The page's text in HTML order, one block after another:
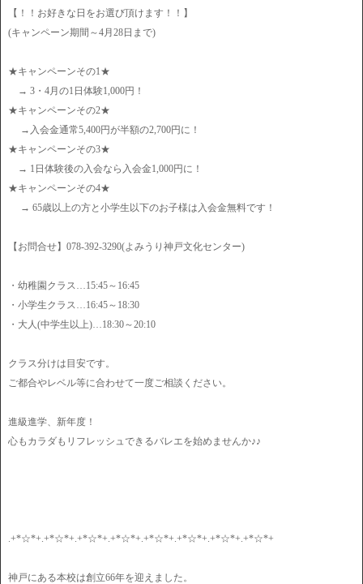
【！！お好きな日をお選び頂けます！！】
(キャンペーン期間～4月28日まで)
★キャンペーンその1★
→ 3・4月の1日体験1,000円！
★キャンペーンその2★
→入会金通常5,400円が半額の2,700円に！
★キャンペーンその3★
→ 1日体験後の入会なら入会金1,000円に！
★キャンペーンその4★
→ 65歳以上の方と小学生以下のお子様は入会金無料です！
【お問合せ】078-392-3290(よみうり神戸文化センター)
・幼稚園クラス…15:45～16:45
・小学生クラス…16:45～18:30
・大人(中学生以上)…18:30～20:10
クラス分けは目安です。
ご都合やレベル等に合わせて一度ご相談ください。
進級進学、新年度！
心もカラダもリフレッシュできるバレエを始めませんか♪♪
.+*☆*+.+*☆*+.+*☆*+.+*☆*+.+*☆*+.+*☆*+.+*☆*+.+*☆*+
神戸にある本校は創立66年を迎えました。